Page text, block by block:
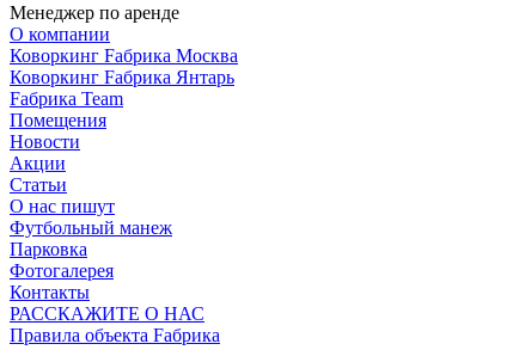
Менеджер по аренде
О компании
Коворкинг Fабрика Москва
Коворкинг Fабрика Янтарь
Fабрика Team
Помещения
Новости
Акции
Статьи
О нас пишут
Футбольный манеж
Парковка
Фотогалерея
Контакты
РАССКАЖИТЕ О НАС
Правила объекта Fабрика